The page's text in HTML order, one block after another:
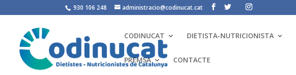
930 106 248 administracio@codinucat.cat
CODINUCAT DIETISTA-NUTRICIONISTA
PREMSA CONTACTE